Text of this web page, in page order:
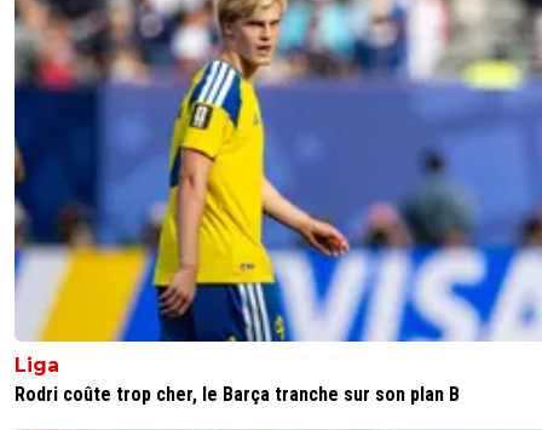
Liga
Rodri coûte trop cher, le Barça tranche sur son plan B